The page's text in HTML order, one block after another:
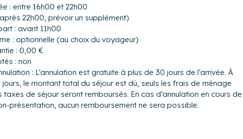
modes de transport, voici quelques informations qui pourront
: L'arrêt de métro Gare à 500 m (7 min à pied) et 900 m (5 min en
les lignes de métro A et B ainsi que les ligne de bus C1, 11, 12 et
: Gare ferroviaire et routière de Rennes à 500 m (7 min à pied) et
: Aéroport de Rennes à 8 km (20 min en voiture), aéroport de
en voiture).
: entre 16h00 et 22h00
22h00, prévoir un supplément)
: avant 11h00
: optionnelle (au choix du voyageur)
: 0,00 €
: non
: L’annulation est gratuite à plus de 30 jours de l’arrivée. À
le montant total du séjour est dû, seuls les frais de ménage
taxes de séjour seront remboursés. En cas d’annulation en cours de
présentation, aucun remboursement ne sera possible.